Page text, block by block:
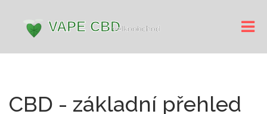
CBD - základní přehled